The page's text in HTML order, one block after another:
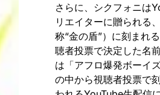
さらに、シクフォニは
リエイターに贈られる
称“金の盾”）に刻まれ
聴者投票で決定した名
は「アフロ爆発ボーイ
の中から視聴者投票で